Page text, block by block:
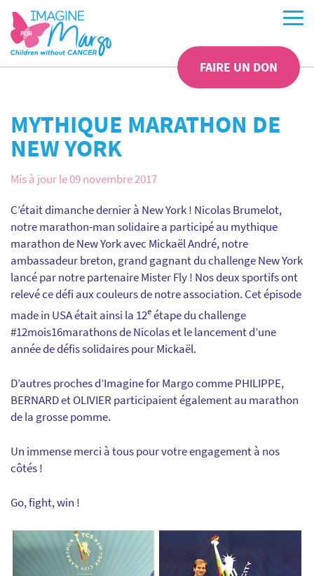
FAIRE UN DON
MYTHIQUE MARATHON DE
NEW YORK
Mis à jour le 09 novembre 2017
C’était dimanche dernier à New York ! Nicolas Brumelot,
notre marathon-man solidaire a participé au mythique
marathon de New York avec Mickaël André, notre
ambassadeur breton, grand gagnant du challenge New York
lancé par notre partenaire Mister Fly ! Nos deux sportifs ont
relevé ce défi aux couleurs de notre association. Cet épisode
made in USA était ainsi la 12eétape du challenge
#12mois16marathons de Nicolas et le lancement d’une
année de défis solidaires pour Mickaël.
D’autres proches d’Imagine for Margo comme PHILIPPE,
BERNARD et OLIVIER participaient également au marathon
de la grosse pomme.
Un immense merci à tous pour votre engagement à nos
côtés !
Go, fight, win !